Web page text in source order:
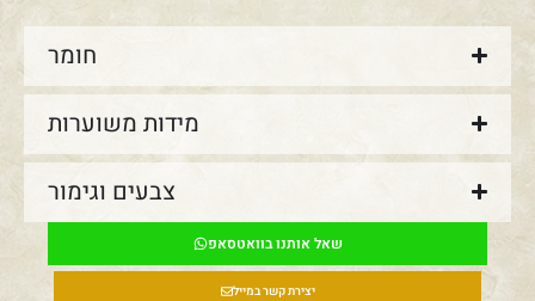
חומר
מידות משוערות
צבעים וגימור
שאל אותנו בוואטסאפ
יצירת קשר במייל